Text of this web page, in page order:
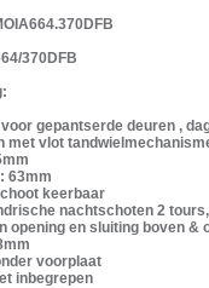
370DFB
gepantserde deuren ,
met vlot
63mm
keerbaar
nachtschoten 2
opening en sluiting boven &
voorplaat
inbegrepen